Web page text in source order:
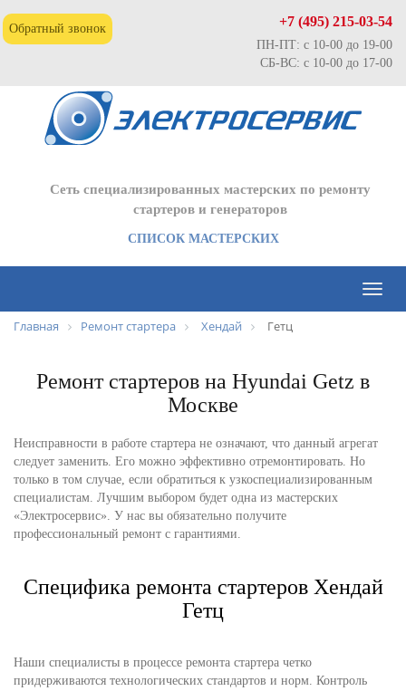
Обратный звонок +7 (495) 215-03-54
ПН-ПТ: с 10-00 до 19-00
СБ-ВС: с 10-00 до 17-00
Сеть специализированных мастерских по ремонту
стартеров и генераторов
СПИСОК МАСТЕРСКИХ
Toggle
Главная Ремонт стартера Хендай Гетц
Ремонт стартеров на Hyundai Getz в
Москве
Неисправности в работе стартера не означают, что данный агрегат
следует заменить. Его можно эффективно отремонтировать. Но
только в том случае, если обратиться к узкоспециализированным
специалистам. Лучшим выбором будет одна из мастерских
«Электросервис». У нас вы обязательно получите
профессиональный ремонт с гарантиями.
Специфика ремонта стартеров Хендай
Гетц
Наши специалисты в процессе ремонта стартера четко
придерживаются технологических стандартов и норм. Контроль